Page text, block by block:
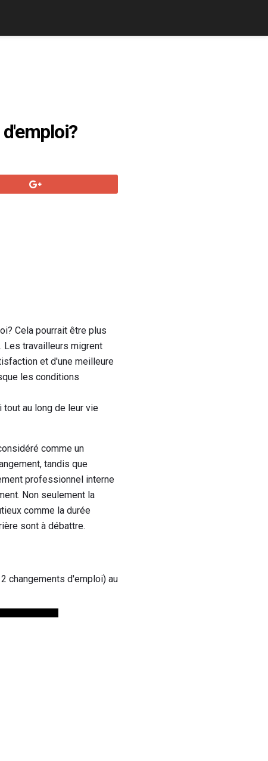
Cela pourrait être plus
Les travailleurs migrent
et d'une meilleure
les conditions
au long de leur vie
comme un
tandis que
professionnel interne
Non seulement la
comme la durée
sont à débattre.
changements d'emploi) au